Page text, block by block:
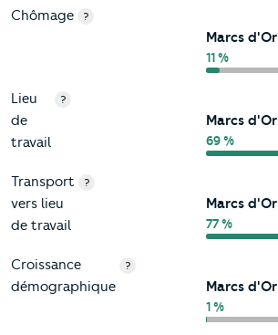
Chômage ?
Marcs d'Or
11 %
Lieu
de
travail
?
Marcs d'Or
69 %
Transport
vers lieu
de travail
?
Marcs d'Or
77 %
Croissance
démographique
?
Marcs d'Or
1 %